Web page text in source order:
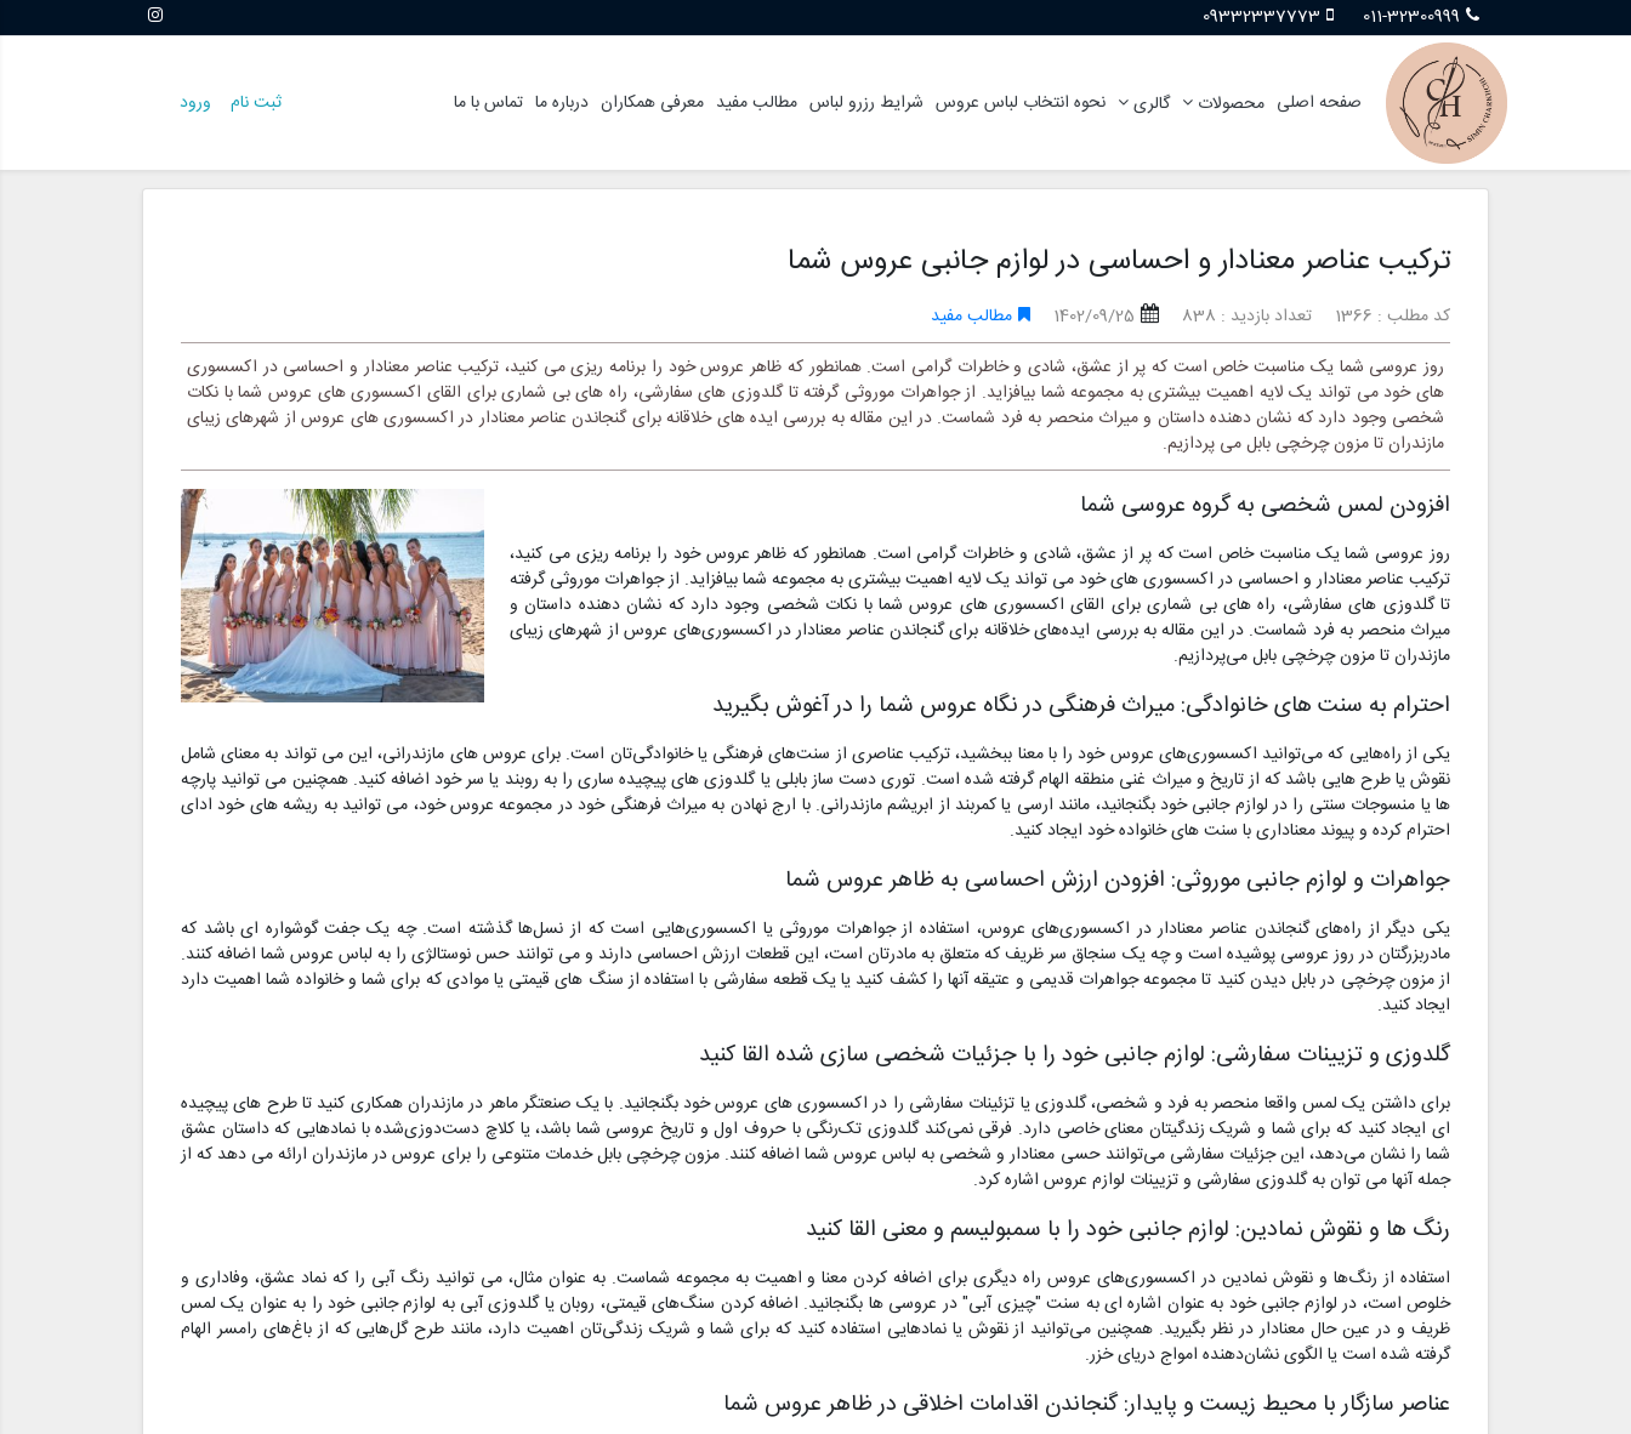
011-32300999
09332337773
ثبت نام ورود صفحه اصلی محصولات گالری نحوه انتخاب لباس عروس شرایط رزرو لباس مطالب مفید معرفی همکاران درباره ما تماس با ما
ترکیب عناصر معنادار و احساسی در لوازم جانبی عروس شما
کد مطلب : 1366 تعداد بازدید : 838 1402/09/25
مطالب مفید
روز عروسی شما یک مناسبت خاص است که پر از عشق، شادی و خاطرات گرامی است. همانطور که ظاهر عروس خود را برنامه ریزی می کنید، ترکیب عناصر معنادار و احساسی در اکسسوری
های خود می تواند یک لایه اهمیت بیشتری به مجموعه شما بیافزاید. از جواهرات موروثی گرفته تا گلدوزی های سفارشی، راه های بی شماری برای القای اکسسوری های عروس شما با نکات
شخصی وجود دارد که نشان دهنده داستان و میراث منحصر به فرد شماست. در این مقاله به بررسی ایده های خلاقانه برای گنجاندن عناصر معنادار در اکسسوری های عروس از شهرهای زیبای
مازندران تا مزون چرخچی بابل می پردازیم.
افزودن لمس شخصی به گروه عروسی شما
روز عروسی شما یک مناسبت خاص است که پر از عشق، شادی و خاطرات گرامی است. همانطور که ظاهر عروس خود را برنامه ریزی می کنید،
ترکیب عناصر معنادار و احساسی در اکسسوری های خود می تواند یک لایه اهمیت بیشتری به مجموعه شما بیافزاید. از جواهرات موروثی گرفته
تا گلدوزی های سفارشی، راه های بی شماری برای القای اکسسوری های عروس شما با نکات شخصی وجود دارد که نشان دهنده داستان و
میراث منحصر به فرد شماست. در این مقاله به بررسی ایده‌های خلاقانه برای گنجاندن عناصر معنادار در اکسسوری‌های عروس از شهرهای زیبای
مازندران تا مزون چرخچی بابل می‌پردازیم.
احترام به سنت های خانوادگی: میراث فرهنگی در نگاه عروس شما را در آغوش بگیرید
یکی از راه‌هایی که می‌توانید اکسسوری‌های عروس خود را با معنا ببخشید، ترکیب عناصری از سنت‌های فرهنگی یا خانوادگی‌تان است. برای عروس های مازندرانی، این می تواند به معنای شامل
نقوش یا طرح هایی باشد که از تاریخ و میراث غنی منطقه الهام گرفته شده است. توری دست ساز بابلی یا گلدوزی های پیچیده ساری را به روبند یا سر خود اضافه کنید. همچنین می توانید پارچه
ها یا منسوجات سنتی را در لوازم جانبی خود بگنجانید، مانند ارسی یا کمربند از ابریشم مازندرانی. با ارج نهادن به میراث فرهنگی خود در مجموعه عروس خود، می توانید به ریشه های خود ادای
احترام کرده و پیوند معناداری با سنت های خانواده خود ایجاد کنید.
جواهرات و لوازم جانبی موروثی: افزودن ارزش احساسی به ظاهر عروس شما
یکی دیگر از راه‌های گنجاندن عناصر معنادار در اکسسوری‌های عروس، استفاده از جواهرات موروثی یا اکسسوری‌هایی است که از نسل‌ها گذشته است. چه یک جفت گوشواره ای باشد که
مادربزرگتان در روز عروسی پوشیده است و چه یک سنجاق سر ظریف که متعلق به مادرتان است، این قطعات ارزش احساسی دارند و می توانند حس نوستالژی را به لباس عروس شما اضافه کنند.
از مزون چرخچی در بابل دیدن کنید تا مجموعه جواهرات قدیمی و عتیقه آنها را کشف کنید یا یک قطعه سفارشی با استفاده از سنگ های قیمتی یا موادی که برای شما و خانواده شما اهمیت دارد
ایجاد کنید.
گلدوزی و تزیینات سفارشی: لوازم جانبی خود را با جزئیات شخصی سازی شده القا کنید
برای داشتن یک لمس واقعا منحصر به فرد و شخصی، گلدوزی یا تزئینات سفارشی را در اکسسوری های عروس خود بگنجانید. با یک صنعتگر ماهر در مازندران همکاری کنید تا طرح های پیچیده
ای ایجاد کنید که برای شما و شریک زندگیتان معنای خاصی دارد. فرقی نمی‌کند گلدوزی تک‌رنگی با حروف اول و تاریخ عروسی شما باشد، یا کلاچ دست‌دوزی‌شده با نمادهایی که داستان عشق
شما را نشان می‌دهد، این جزئیات سفارشی می‌توانند حسی معنادار و شخصی به لباس عروس شما اضافه کنند. مزون چرخچی بابل خدمات متنوعی را برای عروس در مازندران ارائه می دهد که از
جمله آنها می توان به گلدوزی سفارشی و تزیینات لوازم عروس اشاره کرد.
رنگ ها و نقوش نمادین: لوازم جانبی خود را با سمبولیسم و معنی القا کنید
استفاده از رنگ‌ها و نقوش نمادین در اکسسوری‌های عروس راه دیگری برای اضافه کردن معنا و اهمیت به مجموعه شماست. به عنوان مثال، می توانید رنگ آبی را که نماد عشق، وفاداری و
خلوص است، در لوازم جانبی خود به عنوان اشاره ای به سنت "چیزی آبی" در عروسی ها بگنجانید. اضافه کردن سنگ‌های قیمتی، روبان یا گلدوزی آبی به لوازم جانبی خود را به عنوان یک لمس
ظریف و در عین حال معنادار در نظر بگیرید. همچنین می‌توانید از نقوش یا نمادهایی استفاده کنید که برای شما و شریک زندگی‌تان اهمیت دارد، مانند طرح گل‌هایی که از باغ‌های رامسر الهام
گرفته شده است یا الگوی نشان‌دهنده امواج دریای خزر.
عناصر سازگار با محیط زیست و پایدار: گنجاندن اقدامات اخلاقی در ظاهر عروس شما